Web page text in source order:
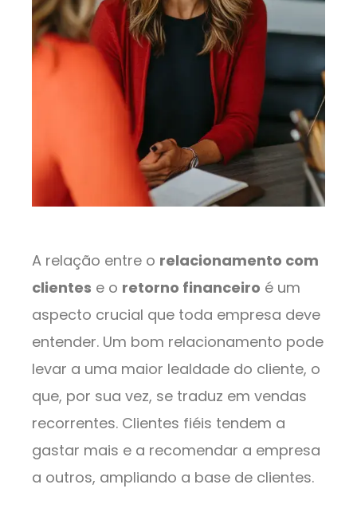
A relação entre o relacionamento com
clientes e o retorno financeiro é um
aspecto crucial que toda empresa deve
entender. Um bom relacionamento pode
levar a uma maior lealdade do cliente, o
que, por sua vez, se traduz em vendas
recorrentes. Clientes fiéis tendem a
gastar mais e a recomendar a empresa
a outros, ampliando a base de clientes.